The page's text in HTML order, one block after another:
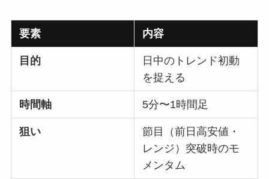
要素 内容
目的
日中のトレンド初動
を捉える
時間軸 5分〜1時間足
狙い
節目（前日高安値・
レンジ）突破時のモ
メンタム